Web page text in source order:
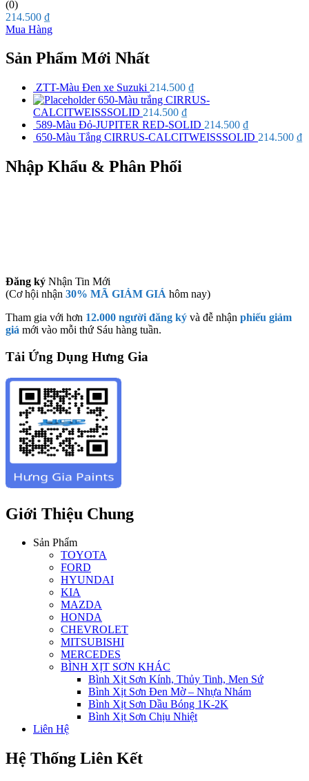
(0)
214.500 ₫
Mua Hàng
Sản Phẩm Mới Nhất
ZTT-Màu Đen xe Suzuki 214.500 ₫
650-Màu trắng CIRRUS-
CALCITWEISSSOLID 214.500 ₫
589-Màu Đỏ-JUPITER RED-SOLID 214.500 ₫
650-Màu Tắng CIRRUS-CALCITWEISSSOLID 214.500 ₫
Nhập Khẩu & Phân Phối
Đăng ký Nhận Tin Mới
(Cơ hội nhận 30% MÃ GIẢM GIÁ hôm nay)
Tham gia với hơn 12.000 người đăng ký và đễ nhận phiếu giảm
giá mới vào mỗi thứ Sáu hàng tuần.
Tải Ứng Dụng Hưng Gia
Giới Thiệu Chung
Sản Phẩm
TOYOTA
FORD
HYUNDAI
KIA
MAZDA
HONDA
CHEVROLET
MITSUBISHI
MERCEDES
BÌNH XỊT SƠN KHÁC
Bình Xịt Sơn Kính, Thủy Tinh, Men Sứ
Bình Xịt Sơn Đen Mờ – Nhựa Nhám
Bình Xịt Sơn Dầu Bóng 1K-2K
Bình Xịt Sơn Chịu Nhiệt
Liên Hệ
Hệ Thống Liên Kết